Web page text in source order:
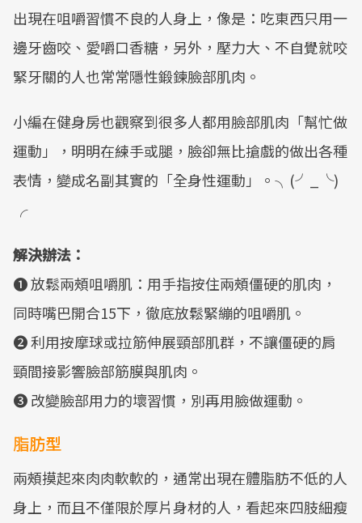
出現在咀嚼習慣不良的人身上，像是：吃東西只用一
邊牙齒咬、愛嚼口香糖，另外，壓力大、不自覺就咬
緊牙關的人也常常隱性鍛鍊臉部肌肉。
小編在健身房也觀察到很多人都用臉部肌肉「幫忙做
運動」，明明在練手或腿，臉卻無比搶戲的做出各種
表情，變成名副其實的「全身性運動」。╮(╯_╰)
╭
解決辦法：
❶ 放鬆兩頰咀嚼肌：用手指按住兩頰僵硬的肌肉，
同時嘴巴開合15下，徹底放鬆緊繃的咀嚼肌。
❷ 利用按摩球或拉筋伸展頸部肌群，不讓僵硬的肩
頸間接影響臉部筋膜與肌肉。
❸ 改變臉部用力的壞習慣，別再用臉做運動。
脂肪型
兩頰摸起來肉肉軟軟的，通常出現在體脂肪不低的人
身上，而且不僅限於厚片身材的人，看起來四肢細瘦